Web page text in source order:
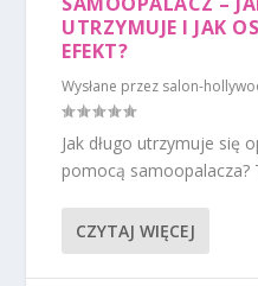
UTRZYMUJE I JAK
EFEKT?
Wysłane przez salon-
Jak długo utrzymuje się
pomocą samoopalacza?
CZYTAJ WIĘCEJ